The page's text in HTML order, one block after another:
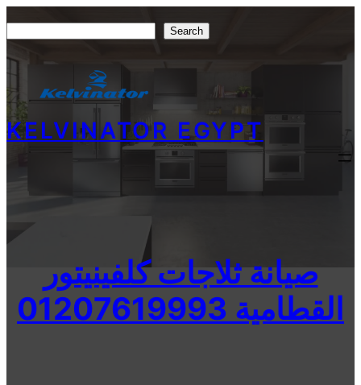
to
content
Search
KELVINATOR EGYPT
صيانة ثلاجات كلفينيتور
القطامية 01207619993